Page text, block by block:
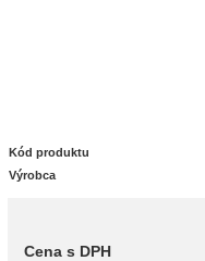
Kód produktu
Výrobca
Cena s DPH